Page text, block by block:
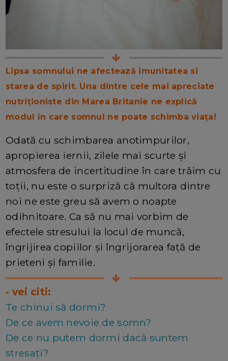
Lipsa somnului ne afectează imunitatea si
starea de spirit. Una dintre cele mai apreciate
nutriţioniste din Marea Britanie ne explică
modul în care somnul ne poate schimba viața!
Odată cu schimbarea anotimpurilor,
apropierea iernii, zilele mai scurte și
atmosfera de incertitudine în care trăim cu
toții, nu este o surpriză că multora dintre
noi ne este greu să avem o noapte
odihnitoare. Ca să nu mai vorbim de
efectele stresului la locul de muncă,
îngrijirea copiilor și îngrijorarea față de
prieteni și familie.
- vei citi:
Te chinui să dormi?
De ce avem nevoie de somn?
De ce nu putem dormi dacă suntem
stresați?